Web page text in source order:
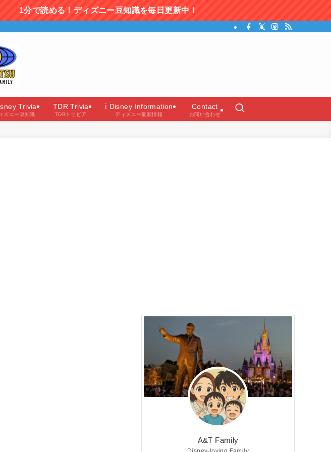
！ディズニー豆知識を毎日更新中！
たつファミリーのディズニーガイド）
Trivia
ズニー豆知識
TDR Trivia
TDRトリビア
ℹ️ Disney Information
ディズニー最新情報
Contact
お問い合わせ
A&T Family